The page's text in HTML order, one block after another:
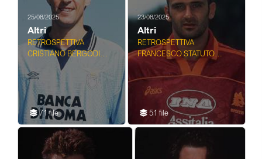
25/08/2025
Altri
RETROSPETTIVA
CRISTIANO BERGODI
CALCIATORE
71 file
23/08/2025
Altri
RETROSPETTIVA
FRANCESCO STATUTO
CALCIATORE
51 file